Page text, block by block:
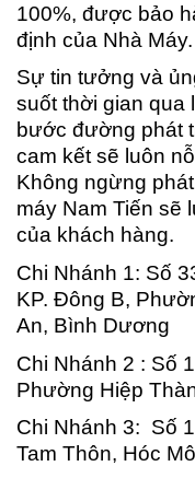
100%, được bảo
định của Nhà Máy.
Sự tin tưởng và
suốt thời gian qua
bước đường phát
cam kết sẽ luôn
Không ngừng
máy Nam Tiến sẽ
của khách hàng.
Chi Nhánh 1: Số
KP. Đông B,
An, Bình Dương
Chi Nhánh 2 : Số
Phường Hiệp
Chi Nhánh 3: Số
Tam Thôn, Hóc